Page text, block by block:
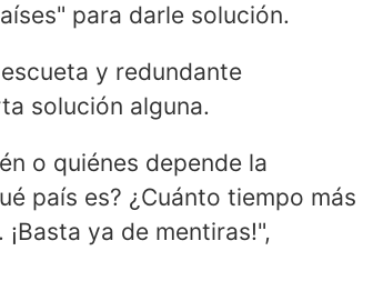
para darle solución.
y redundante
solución alguna.
o quiénes depende la
país es? ¿Cuánto tiempo más
ya de mentiras!",